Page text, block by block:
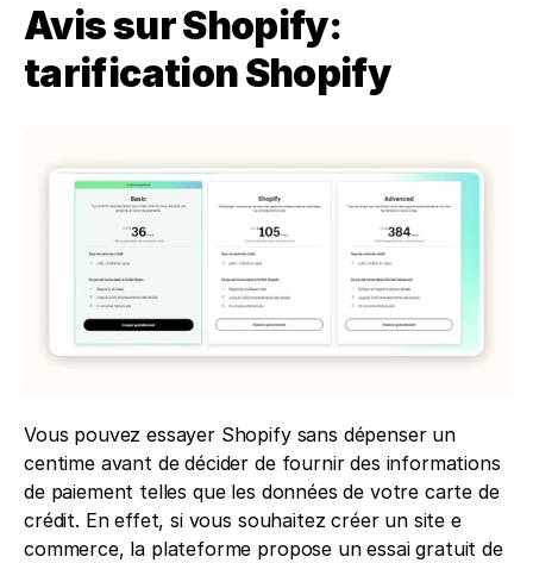
Avis sur Shopify:
tarification Shopify
Vous pouvez essayer Shopify sans dépenser un
centime avant de décider de fournir des informations
de paiement telles que les données de votre carte de
crédit. En effet, si vous souhaitez créer un site e
commerce, la plateforme propose un essai gratuit de